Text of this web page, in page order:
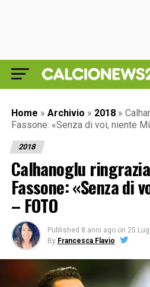
Home » Archivio » 2018 »
Fassone: «Senza di voi, niente
2018
Calhanoglu
Fassone: «Senza di
– FOTO
Published 8 anni ago on 25
By Francesca Flavio